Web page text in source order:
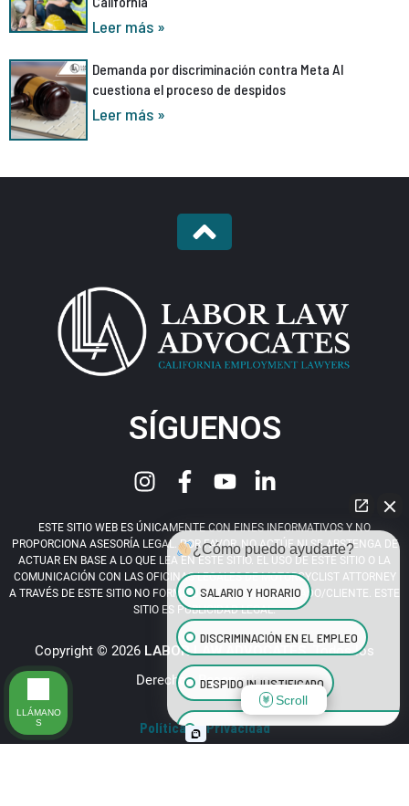
Leer más »
Demanda por discriminación contra Meta AI
cuestiona el proceso de despidos
Leer más »
SÍGUENOS
ESTE SITIO WEB ES ÚNICAMENTE CON FINES INFORMATIVOS Y NO
PROPORCIONA ASESORÍA LEGAL. POR FAVOR, NO ACTÚE NI SE ABSTENGA DE
ACTUAR EN BASE A LO QUE LEA EN ESTE SITIO. EL USO DE ESTE SITIO O LA
COMUNICACIÓN CON LAS OFICINAS LEGALES DE MOTORCYCLIST ATTORNEY
A TRAVÉS DE ESTE SITIO NO FORMA UNA RELACIÓN ABOGADO/CLIENTE. ESTE
SITIO ES PUBLICIDAD LEGAL.
Copyright © 2026 LABOR LAW ADVOCATES. Todos los
Derechos Reservados.
Política de Privacidad
¿Cómo puedo ayudarte?
SALARIO Y HORARIO
DISCRIMINACIÓN EN EL EMPLEO
DESPIDO INJUSTIFICADO
ACOSO SEXUAL EN EL LUGAR DE
Scroll
LLÁMANO
S